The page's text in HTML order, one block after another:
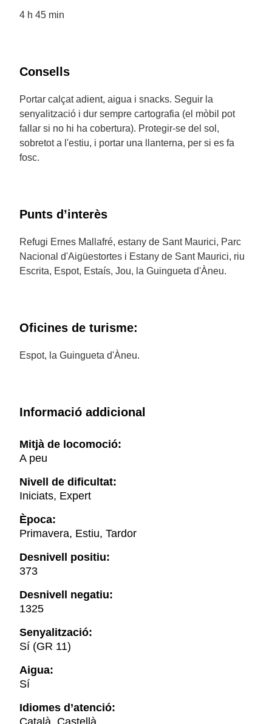
4 h 45 min
Consells
Portar calçat adient, aigua i snacks. Seguir la
senyalització i dur sempre cartografia (el mòbil pot
fallar si no hi ha cobertura). Protegir-se del sol,
sobretot a l'estiu, i portar una llanterna, per si es fa
fosc.
Punts d’interès
Refugi Ernes Mallafré, estany de Sant Maurici, Parc
Nacional d'Aigüestortes i Estany de Sant Maurici, riu
Escrita, Espot, Estaís, Jou, la Guingueta d'Àneu.
Oficines de turisme:
Espot, la Guingueta d'Àneu.
Informació addicional
Mitjà de locomoció:
A peu
Nivell de dificultat:
Iniciats, Expert
Època:
Primavera, Estiu, Tardor
Desnivell positiu:
373
Desnivell negatiu:
1325
Senyalització:
Sí (GR 11)
Aigua:
Sí
Idiomes d’atenció:
Català, Castellà